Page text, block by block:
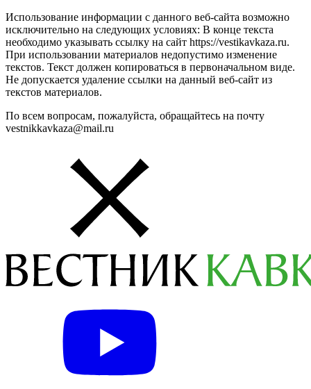
Использование информации с данного веб-сайта возможно
исключительно на следующих условиях: В конце текста
необходимо указывать ссылку на сайт https://vestikavkaza.ru.
При использовании материалов недопустимо изменение
текстов. Текст должен копироваться в первоначальном виде.
Не допускается удаление ссылки на данный веб-сайт из
текстов материалов.
По всем вопросам, пожалуйста, обращайтесь на почту
vestnikkavkaza@mail.ru